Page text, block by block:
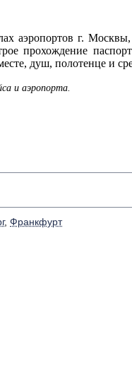
аэропортов г.
прохождение
душ, полотенце и
и аэропорта.